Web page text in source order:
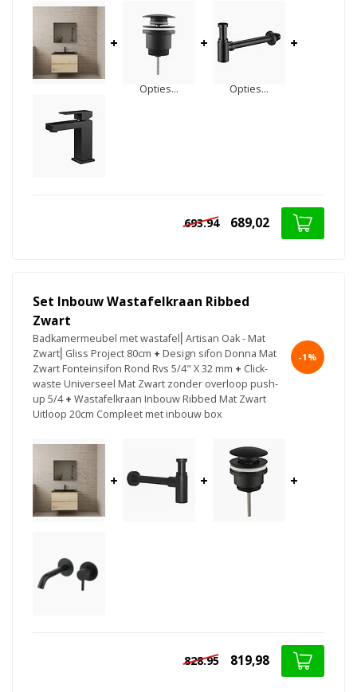
+
Opties...
+
Opties...
+
693.94 689,02
Set Inbouw Wastafelkraan Ribbed
Zwart
Badkamermeubel met wastafel⎢Artisan Oak - Mat
Zwart⎢Gliss Project 80cm + Design sifon Donna Mat
Zwart Fonteinsifon Rond Rvs 5/4" X 32 mm + Click-
waste Universeel Mat Zwart zonder overloop push-
up 5/4 + Wastafelkraan Inbouw Ribbed Mat Zwart
Uitloop 20cm Compleet met inbouw box
-1%
+ + +
828.95 819,98